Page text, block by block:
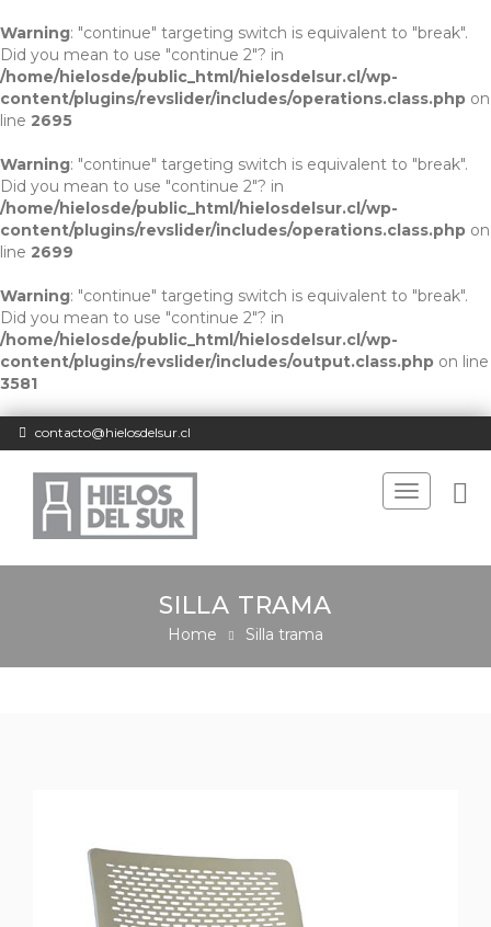
Warning: "continue" targeting switch is equivalent to "break".
Did you mean to use "continue 2"? in
/home/hielosde/public_html/hielosdelsur.cl/wp-
content/plugins/revslider/includes/operations.class.php on
line 2695
Warning: "continue" targeting switch is equivalent to "break".
Did you mean to use "continue 2"? in
/home/hielosde/public_html/hielosdelsur.cl/wp-
content/plugins/revslider/includes/operations.class.php on
line 2699
Warning: "continue" targeting switch is equivalent to "break".
Did you mean to use "continue 2"? in
/home/hielosde/public_html/hielosdelsur.cl/wp-
content/plugins/revslider/includes/output.class.php on line
3581
contacto@hielosdelsur.cl
Toggle
navigation
SILLA TRAMA
Home Silla trama